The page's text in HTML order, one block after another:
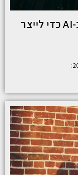
איך עסקים יכולים להשתמש ב-AI כדי לייצר